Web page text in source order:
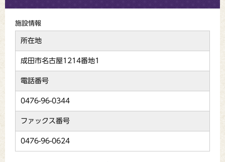
施設情報
所在地
成田市名古屋1214番地1
電話番号
0476-96-0344
ファックス番号
0476-96-0624